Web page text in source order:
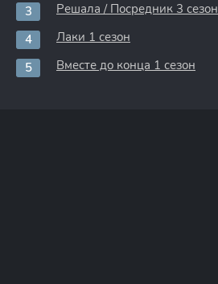
Решала / Посредник 3 сезон
Лаки 1 сезон
Вместе до конца 1 сезон